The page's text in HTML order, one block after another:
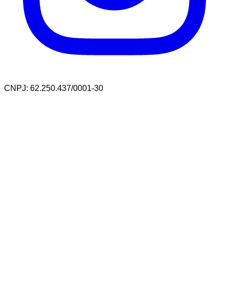
CNPJ: 62.250.437/0001-30